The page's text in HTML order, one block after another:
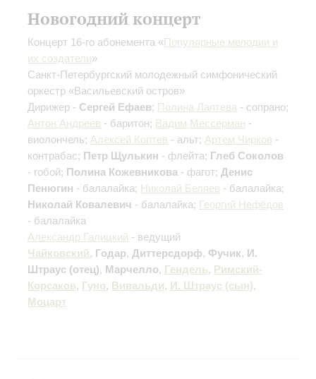
Новогодний концерт
Концерт 16-го абонемента «Популярные мелодии и
их создатели»
Санкт-Петербургский молодежный симфонический
оркестр «Васильевский остров»
Дирижер - Сергей Ефаев; Полина Лаптева - сопрано;
Антон Андреев - баритон; Вадим Мессерман -
виолончель; Алексей Коптев - альт; Артем Чирков -
контрабас; Петр Щулькин - флейта; Глеб Соколов
- гобой; Полина Кожевникова - фагот; Денис
Пенюгин - балалайка; Николай Беляев - балалайка;
Николай Ковалевич - балалайка; Георгий Нефёдов
- балалайка
Александр Галицкий - ведущий
Чайковский, Годар, Диттерсдорф, Фучик, И.
Штраус (отец), Марчелло, Гендель, Римский-
Корсаков, Гуно, Вивальди, И. Штраус (сын),
Моцарт